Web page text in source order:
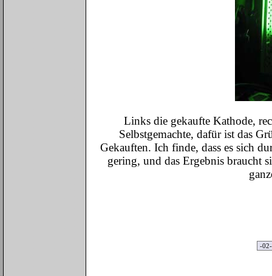
Links die gekaufte Kathode,
Selbstgemachte, dafür ist das
Gekauften. Ich finde, dass es sich
gering, und das Ergebnis braucht